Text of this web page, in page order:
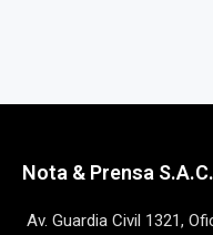
Nota & Prensa S.A.C.
Av. Guardia Civil 1321,